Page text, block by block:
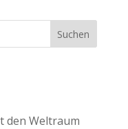
den Weltraum